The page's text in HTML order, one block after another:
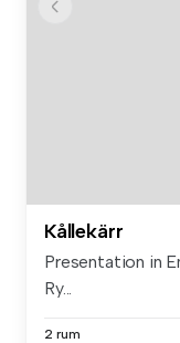
Kållekärr
Presentation in
Ry...
2 rum